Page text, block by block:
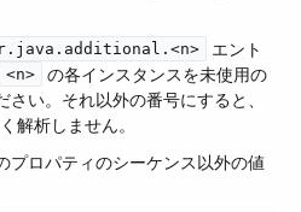
​ エント
<n>
​ の各インスタンスを未使用の
い。それ以外の番号にすると、
解析しません。
プロパティのシーケンス以外の値